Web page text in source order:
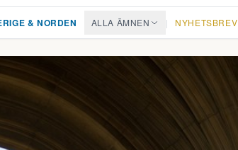
& NORDEN ALLA ÄMNEN | NYHETSBREV